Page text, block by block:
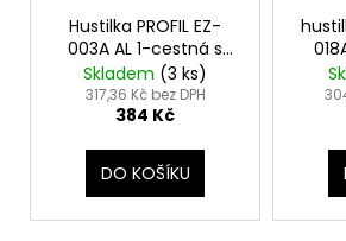
Hustilka PROFIL EZ-
003A AL 1-cestná s
dvojtou hlavicí
Skladem (3 ks)
317,36 Kč bez DPH
384 Kč
DO KOŠÍKU